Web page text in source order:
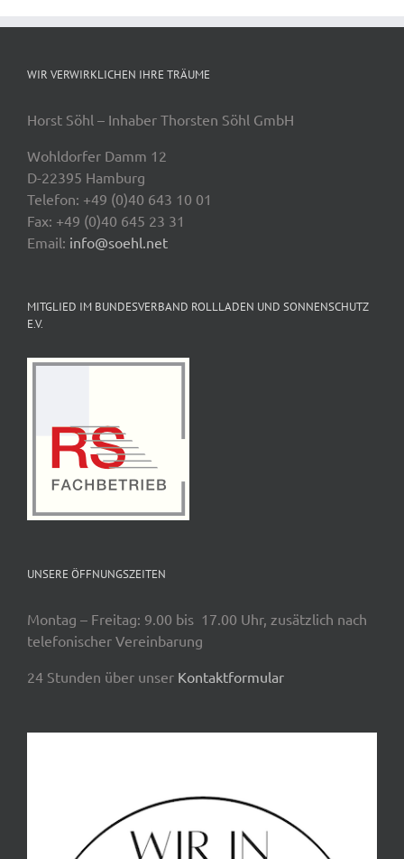
WIR VERWIRKLICHEN IHRE TRÄUME
Horst Söhl – Inhaber Thorsten Söhl GmbH
Wohldorfer Damm 12
D-22395 Hamburg
Telefon: +49 (0)40 643 10 01
Fax: +49 (0)40 645 23 31
Email: info@soehl.net
MITGLIED IM BUNDESVERBAND ROLLLADEN UND SONNENSCHUTZ
E.V.
UNSERE ÖFFNUNGSZEITEN
Montag – Freitag: 9.00 bis 17.00 Uhr, zusätzlich nach
telefonischer Vereinbarung
24 Stunden über unser Kontaktformular